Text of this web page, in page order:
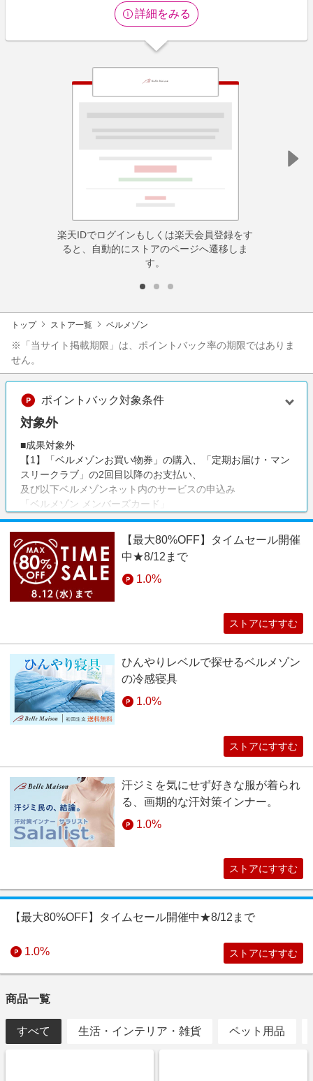
ビジネス・その他サービス
週末の高還元 夏の長期版
詳細をみる
楽天IDでログインもしくは楽天会員登録をす
ると、自動的にストアのページへ遷移しま
す。
トップ ストア一覧 ベルメゾン
※「当サイト掲載期限」は、ポイントバック率の期限ではありま
せん。
ポイントバック対象条件
対象外
■成果対象外
【1】「ベルメゾンお買い物券」の購入、「定期お届け・マン
スリークラブ」の2回目以降のお支払い、
及び以下ベルメゾンネット内のサービスの申込み
「ベルメゾン メンバーズカード」
「ベルメゾン ポイントパーク」
「ベルメゾンデッセ」
【2】以下グループサイトでの商品購入や申込み、または経由
してからのベルメゾンネットでの商品購入
「TSUNAGU（つなぐ）」
「イイハナ・ドットコム」
※以下の場合は対象外となります。
・リーベイツ経由でベルメゾン → イイハナ・ドットコムで購
入された場合、イイハナ・ドットコムでのご購入はポイント
対象となりません（イイハナ・ドットコム以外のサイトにつ
・電話・ハガキ・FAXでのご注文、送料、消費税
・「定期お届け・マンスリークラブ」の2回目以降のお支払い
・「ベルメゾンお買い物券」のご購入
・キャンセル、返品
・キャンセル、返品が繰り返されるなど、いたずらや不正と
思われる行為が繰り返された場合、ベルメゾンの判断により
【PayPay決済をご利用のお客様へ】
リーベイツアプリでPayPay決済が正常に完了しない場合、た
PayPay決済以外の方法をご検討ください。PayPay決済をご希
望の場合は、SafariやChromeなどのブラウザからリーベイツ
のウェブページを経由してストアにお進みください。
【最大80%OFF】タイムセール開催
中★8/12まで
1.0%
ストアにすすむ
ひんやりレベルで探せるベルメゾン
の冷感寝具
1.0%
ストアにすすむ
汗ジミを気にせず好きな服が着られ
る、画期的な汗対策インナー。
1.0%
ストアにすすむ
【最大80%OFF】タイムセール開催中★8/12まで
1.0% ストアにすすむ
商品一覧
すべて 生活・インテリア・雑貨 ペット用品